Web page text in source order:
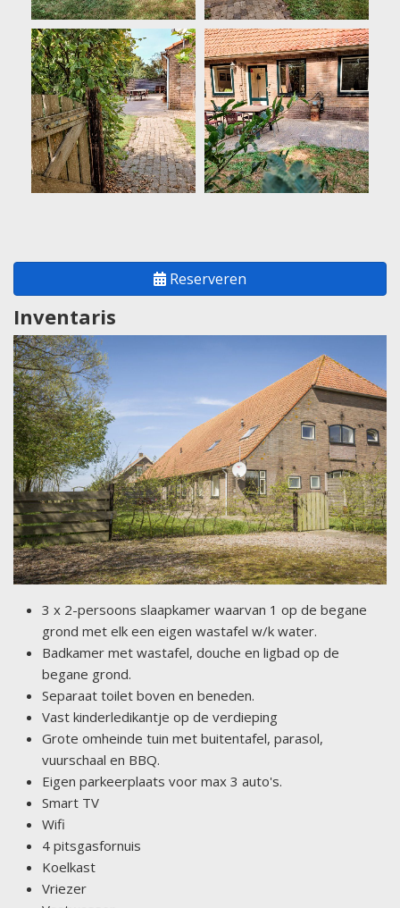
Reserveren
Inventaris
3 x 2-persoons slaapkamer waarvan 1 op de begane
grond met elk een eigen wastafel w/k water.
Badkamer met wastafel, douche en ligbad op de
begane grond.
Separaat toilet boven en beneden.
Vast kinderledikantje op de verdieping
Grote omheinde tuin met buitentafel, parasol,
vuurschaal en BBQ.
Eigen parkeerplaats voor max 3 auto's.
Smart TV
Wifi
4 pitsgasfornuis
Koelkast
Vriezer